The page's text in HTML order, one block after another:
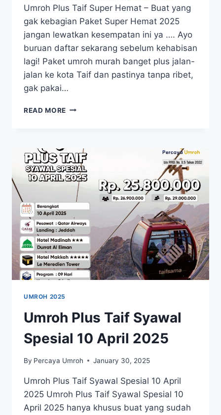
Umroh Plus Taif Super Hemat – Buat yang
gak kebagian Paket Super Hemat 2025
jangan lewatkan kesempatan ini ya …. Ayo
buruan daftar sekarang sebelum kehabisan
lagi! Paket umroh murah banget plus jalan-
jalan ke kota Taif dan pastinya tanpa ribet,
gak pakai…
READ MORE UMROH
UMROH
PLUS
TAIF
SUPER
HEMAT
UMROH 2025
Umroh Plus Taif Syawal
Spesial 10 April 2025
By Percaya Umroh January 30, 2025
Umroh Plus Taif Syawal Spesial 10 April
2025 Umroh Plus Taif Syawal Spesial 10
April 2025 hanya khusus buat yang sudah